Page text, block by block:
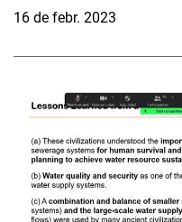
16 de febr. 2023